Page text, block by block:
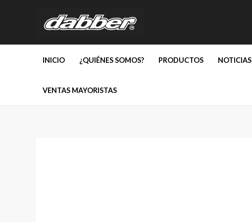
INICIO ¿QUIÉNES SOMOS? PRODUCTOS NOTICIAS
VENTAS MAYORISTAS